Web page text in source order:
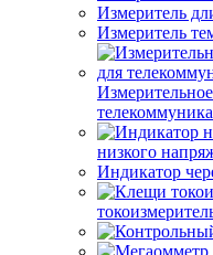
Измеритель
Измеритель
низкого
Индикатор